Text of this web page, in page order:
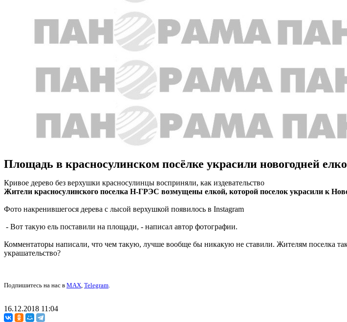
Площадь в красносулинском посёлке украсили новогодней
Кривое дерево без верхушки красносулинцы восприняли, как издевательство
Жители красносулинского поселка Н-ГРЭС возмущены елкой, которой поселок украсили к
Фото накренившегося дерева с лысой верхушкой появилось в Instagram
- Вот такую ель поставили на площади, - написал автор фотографии.
Комментаторы написали, что чем такую, лучше вообще бы никакую не ставили. Жителям поселка
украшательство?
Подпишитесь на нас в MAX, Telegram.
16.12.2018 11:04